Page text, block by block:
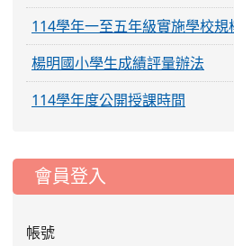
114學年一至五年級實施學校
楊明國小學生成績評量辦法
114學年度公開授課時間
::: 會員登入
帳號